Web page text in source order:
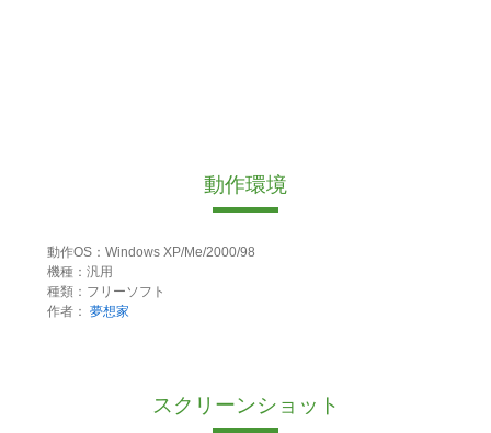
動作環境
動作OS：Windows XP/Me/2000/98
機種：汎用
種類：フリーソフト
作者： 夢想家
スクリーンショット